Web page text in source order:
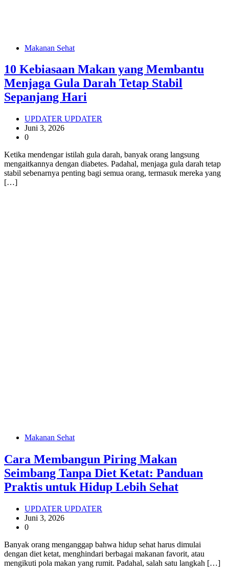
Makanan Sehat
10 Kebiasaan Makan yang Membantu
Menjaga Gula Darah Tetap Stabil
Sepanjang Hari
UPDATER UPDATER
Juni 3, 2026
0
Ketika mendengar istilah gula darah, banyak orang langsung
mengaitkannya dengan diabetes. Padahal, menjaga gula darah tetap
stabil sebenarnya penting bagi semua orang, termasuk mereka yang
[…]
Makanan Sehat
Cara Membangun Piring Makan
Seimbang Tanpa Diet Ketat: Panduan
Praktis untuk Hidup Lebih Sehat
UPDATER UPDATER
Juni 3, 2026
0
Banyak orang menganggap bahwa hidup sehat harus dimulai
dengan diet ketat, menghindari berbagai makanan favorit, atau
mengikuti pola makan yang rumit. Padahal, salah satu langkah […]